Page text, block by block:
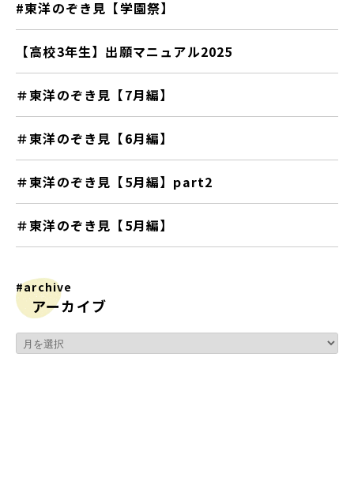
#東洋のぞき見【学園祭】
【高校3年生】出願マニュアル2025
＃東洋のぞき見【7月編】
＃東洋のぞき見【6月編】
＃東洋のぞき見【5月編】part2
＃東洋のぞき見【5月編】
#archive
アーカイブ